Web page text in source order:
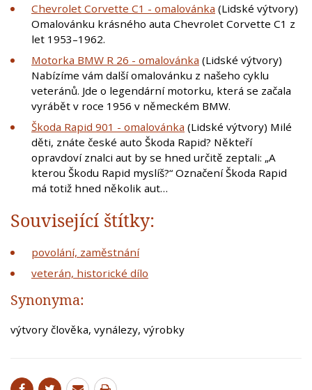
Chevrolet Corvette C1 - omalovánka (Lidské výtvory)
Omalovánku krásného auta Chevrolet Corvette C1 z
let 1953–1962.
Motorka BMW R 26 - omalovánka (Lidské výtvory)
Nabízíme vám další omalovánku z našeho cyklu
veteránů. Jde o legendární motorku, která se začala
vyrábět v roce 1956 v německém BMW.
Škoda Rapid 901 - omalovánka (Lidské výtvory) Milé
děti, znáte české auto Škoda Rapid? Někteří
opravdoví znalci aut by se hned určitě zeptali: „A
kterou Škodu Rapid myslíš?“ Označení Škoda Rapid
má totiž hned několik aut…
Související štítky:
povolání, zaměstnání
veterán, historické dílo
Synonyma:
výtvory člověka, vynálezy, výrobky